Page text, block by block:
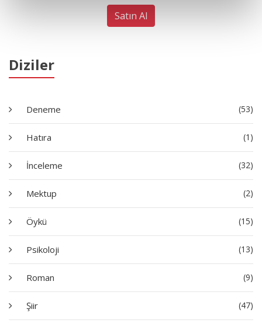
Satın Al
Diziler
Deneme (53)
Hatıra (1)
İnceleme (32)
Mektup (2)
Öykü (15)
Psikoloji (13)
Roman (9)
Şiir (47)